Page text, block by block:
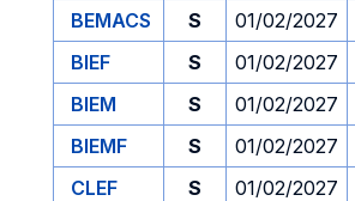
BEMACS
S 01/02/2027
BIEF
S 01/02/2027
BIEM
S 01/02/2027
BIEMF
S 01/02/2027
CLEF
S 01/02/2027